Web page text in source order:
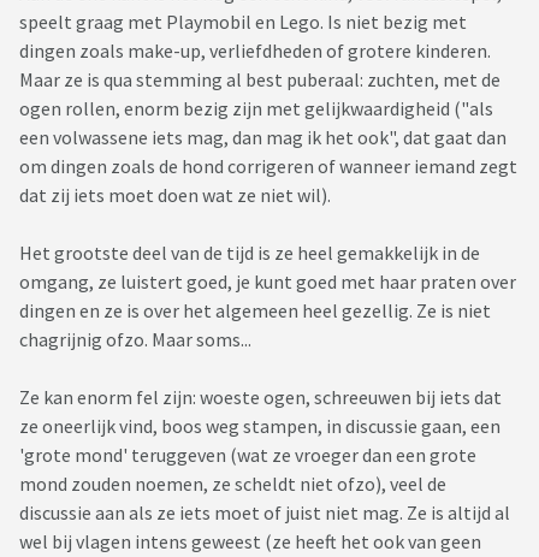
speelt graag met Playmobil en Lego. Is niet bezig met
dingen zoals make-up, verliefdheden of grotere kinderen.
Maar ze is qua stemming al best puberaal: zuchten, met de
ogen rollen, enorm bezig zijn met gelijkwaardigheid ("als
een volwassene iets mag, dan mag ik het ook", dat gaat dan
om dingen zoals de hond corrigeren of wanneer iemand zegt
dat zij iets moet doen wat ze niet wil).
Het grootste deel van de tijd is ze heel gemakkelijk in de
omgang, ze luistert goed, je kunt goed met haar praten over
dingen en ze is over het algemeen heel gezellig. Ze is niet
chagrijnig ofzo. Maar soms...
Ze kan enorm fel zijn: woeste ogen, schreeuwen bij iets dat
ze oneerlijk vind, boos weg stampen, in discussie gaan, een
'grote mond' teruggeven (wat ze vroeger dan een grote
mond zouden noemen, ze scheldt niet ofzo), veel de
discussie aan als ze iets moet of juist niet mag. Ze is altijd al
wel bij vlagen intens geweest (ze heeft het ook van geen